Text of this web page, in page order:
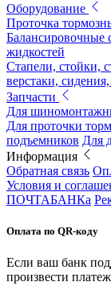
Оборудование
Проточка
Балансировочные
жидкостей
Стапели, стойки,
верстаки,
Запчасти
Для
Для проточки
подъемников Для
Информация
Обратная связь
Условия и
ПОЧТАБАНКа
Оплата по QR-коду
Если ваш банк
произвести